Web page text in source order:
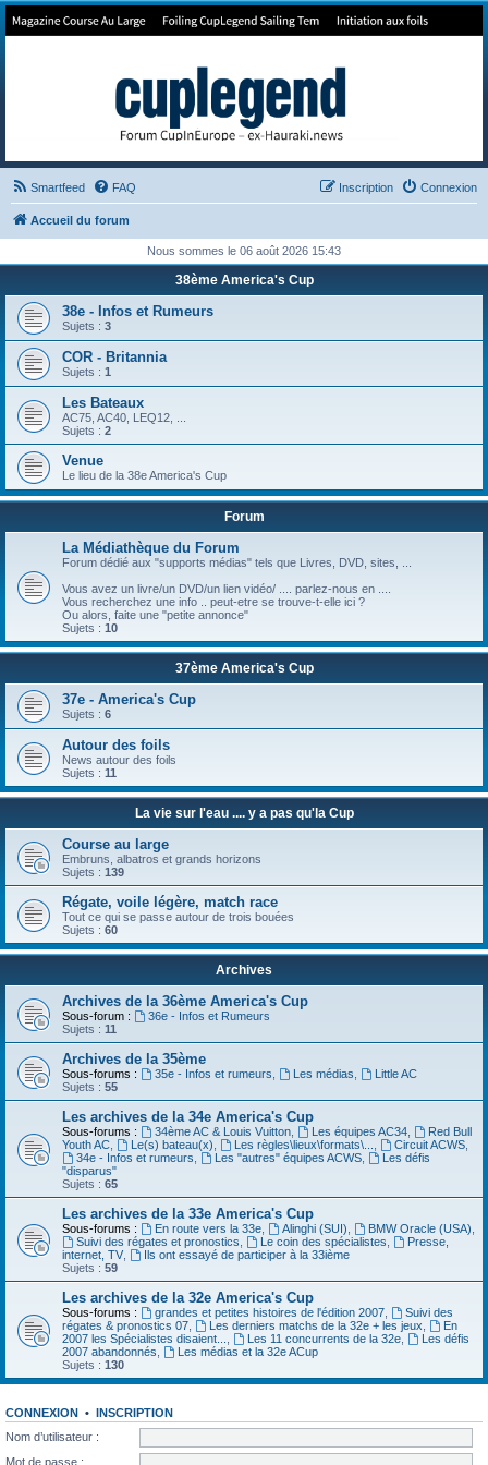
Forum de Cup In Europe
Smartfeed FAQ Connexion
Inscription
Accueil du forum
Nous sommes le 06 août 2026 15:43
38ème America's Cup
38e - Infos et Rumeurs
Sujets : 3
COR - Britannia
Sujets : 1
Les Bateaux
AC75, AC40, LEQ12, ...
Sujets : 2
Venue
Le lieu de la 38e America's Cup
Forum
La Médiathèque du Forum
Forum dédié aux "supports médias" tels que Livres, DVD, sites, ...
Vous avez un livre/un DVD/un lien vidéo/ .... parlez-nous en ....
Vous recherchez une info .. peut-etre se trouve-t-elle ici ?
Ou alors, faite une "petite annonce"
Sujets : 10
37ème America's Cup
37e - America's Cup
Sujets : 6
Autour des foils
News autour des foils
Sujets : 11
La vie sur l'eau .... y a pas qu'la Cup
Course au large
Embruns, albatros et grands horizons
Sujets : 139
Régate, voile légère, match race
Tout ce qui se passe autour de trois bouées
Sujets : 60
Archives
Archives de la 36ème America's Cup
Sous-forum :
36e - Infos et Rumeurs
Sujets : 11
Archives de la 35ème
Sous-forums : 35e - Infos et rumeurs, Les médias,
Little AC
Sujets : 55
Les archives de la 34e America's Cup
Sous-forums : 34ème AC & Louis Vuitton, Les équipes AC34,
Red Bull
Youth AC, Le(s) bateau(x), Les règles\lieux\formats\..., Circuit ACWS,
34e - Infos et rumeurs, Les "autres" équipes ACWS,
Les défis
"disparus"
Sujets : 65
Les archives de la 33e America's Cup
Sous-forums : En route vers la 33e, Alinghi (SUI), BMW Oracle (USA),
Suivi des régates et pronostics, Le coin des spécialistes,
Presse,
internet, TV,
Ils ont essayé de participer à la 33ième
Sujets : 59
Les archives de la 32e America's Cup
Sous-forums : grandes et petites histoires de l'édition 2007,
Suivi des
régates & pronostics 07, Les derniers matchs de la 32e + les jeux,
En
2007 les Spécialistes disaient..., Les 11 concurrents de la 32e,
Les défis
2007 abandonnés,
Les médias et la 32e ACup
Sujets : 130
CONNEXION •
INSCRIPTION
Nom d’utilisateur :
Mot de passe :